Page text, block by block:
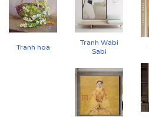
Tranh hoa
Tranh Wabi
Sabi